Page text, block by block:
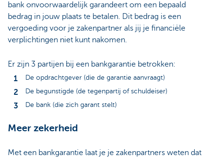
bank onvoorwaardelijk garandeert om een bepaald
bedrag in jouw plaats te betalen. Dit bedrag is een
vergoeding voor je zakenpartner als jij je financiële
verplichtingen niet kunt nakomen.
Er zijn 3 partijen bij een bankgarantie betrokken:
De opdrachtgever (die de garantie aanvraagt)
De begunstigde (de tegenpartij of schuldeiser)
De bank (die zich garant stelt)
Meer zekerheid
Met een bankgarantie laat je je zakenpartners weten dat